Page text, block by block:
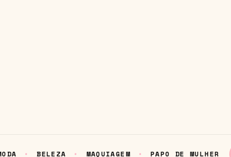
BELEZA MAQUIAGEM PAPO DE MULHER